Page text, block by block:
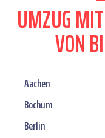
UMZUG
VON
Aachen
Bochum
Berlin